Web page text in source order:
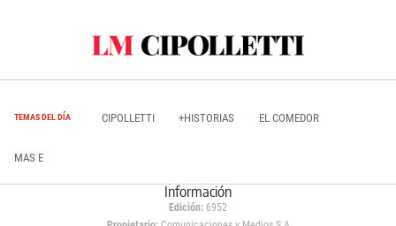
TEMAS DEL DÍA CIPOLLETTI +HISTORIAS EL COMEDOR
MAS E
Información
Edición: 6952